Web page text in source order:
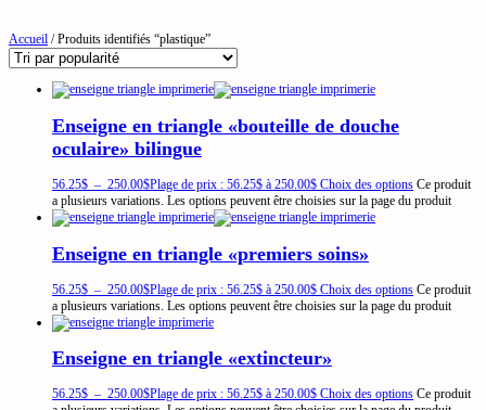
Accueil / Produits identifiés “plastique”
Enseigne en triangle «bouteille de douche
oculaire» bilingue
56.25$ – 250.00$Plage de prix : 56.25$ à 250.00$ Choix des options Ce produit
a plusieurs variations. Les options peuvent être choisies sur la page du produit
Enseigne en triangle «premiers soins»
56.25$ – 250.00$Plage de prix : 56.25$ à 250.00$ Choix des options Ce produit
a plusieurs variations. Les options peuvent être choisies sur la page du produit
Enseigne en triangle «extincteur»
56.25$ – 250.00$Plage de prix : 56.25$ à 250.00$ Choix des options Ce produit